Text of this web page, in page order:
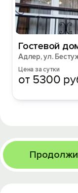
Гостевой
Адлер, ул.
Цена за сутки
от 5300